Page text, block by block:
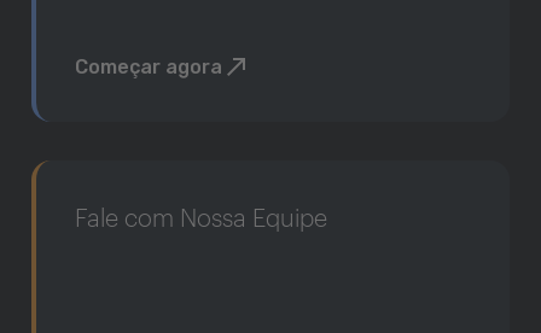
Começar agora
Fale com Nossa Equipe